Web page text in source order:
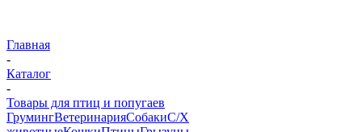
Главная
-
Каталог
-
Товары для птиц и попугаев
ГрумингВетеринарияСобакиС/Х